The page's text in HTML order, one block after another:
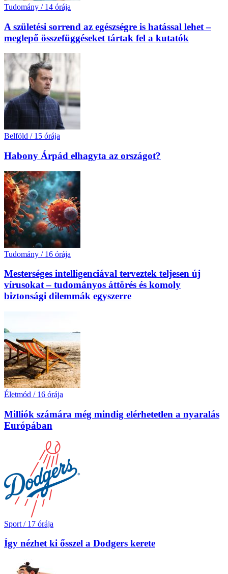
Tudomány / 14 órája
A születési sorrend az egészségre is hatással lehet –
meglepő összefüggéseket tártak fel a kutatók
Belföld / 15 órája
Habony Árpád elhagyta az országot?
Tudomány / 16 órája
Mesterséges intelligenciával terveztek teljesen új
vírusokat – tudományos áttörés és komoly
biztonsági dilemmák egyszerre
Életmód / 16 órája
Milliók számára még mindig elérhetetlen a nyaralás
Európában
Sport / 17 órája
Így nézhet ki ősszel a Dodgers kerete